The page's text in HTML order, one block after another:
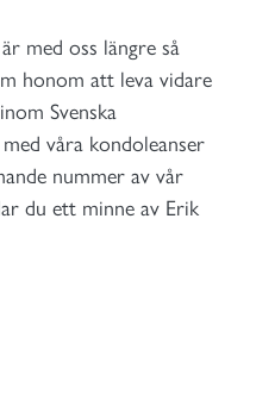
med oss längre så
honom att leva vidare
Svenska
våra kondoleanser
nummer av vår
du ett minne av Erik